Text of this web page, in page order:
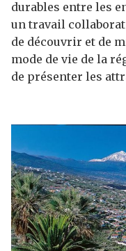
durables entre les
un travail
de découvrir et de
mode de vie de la
de présenter les